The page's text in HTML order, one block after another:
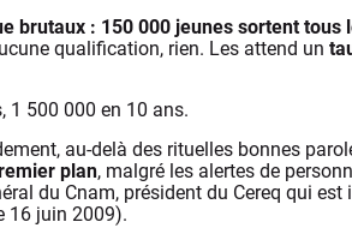
brutaux : 150 000 jeunes sortent
qualification, rien. Les attend un
1 500 000 en 10 ans.
au-delà des rituelles bonnes
plan, malgré les alertes de
du Cnam, président du Cereq qui est
16 juin 2009).